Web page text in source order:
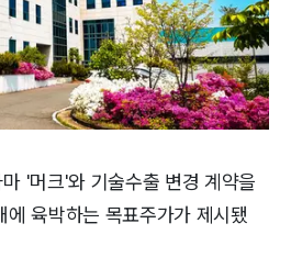
'머크'와 기술수출 변경 계약을
육박하는 목표주가가 제시됐